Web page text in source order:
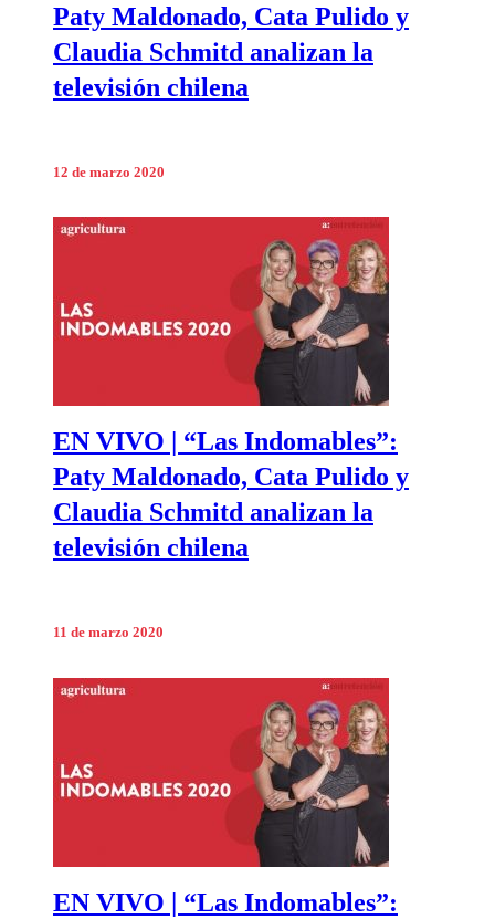
Paty Maldonado, Cata Pulido y
Claudia Schmitd analizan la
televisión chilena
12 de marzo 2020
EN VIVO | “Las Indomables”:
Paty Maldonado, Cata Pulido y
Claudia Schmitd analizan la
televisión chilena
11 de marzo 2020
EN VIVO | “Las Indomables”: